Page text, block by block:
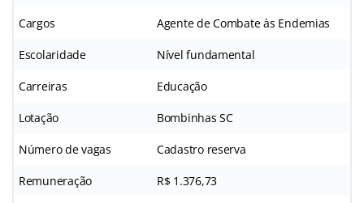
Cargos Agente de Combate às Endemias
Escolaridade Nível fundamental
Carreiras Educação
Lotação Bombinhas SC
Número de vagas Cadastro reserva
Remuneração R$ 1.376,73